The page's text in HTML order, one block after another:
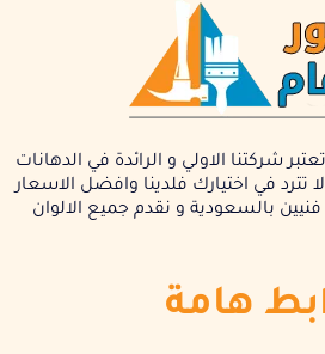
شركتنا الاولي و الرائدة في الدهانات
تترد في اختيارك فلدينا وافضل الاسعار
بالسعودية و نقدم جميع الالوان
هامة